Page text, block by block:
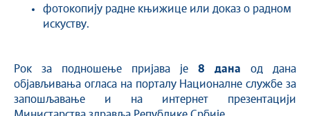
фотокопију радне књижице или доказ о радном
искуству.
Рок за подношење пријава је 8 дана од дана
објављивања огласа на порталу Националне службе за
запошљавање и на интернет презентацији